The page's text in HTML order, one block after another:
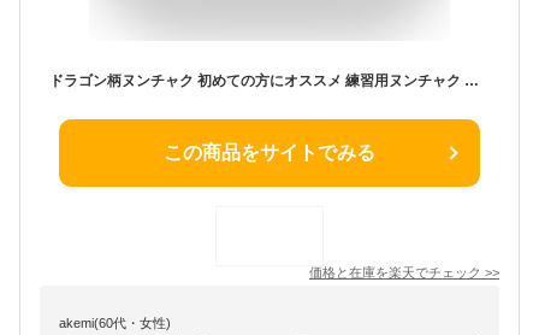
ドラゴン柄ヌンチャク 初めての方にオススメ 練習用ヌンチャク 鍛練身体 増強体質 ラバー スポンジタイプ フィットネス ダイエット等にも ヌンチャク
この商品をサイトでみる
価格と在庫を楽天でチェック >>
akemi(60代・女性)